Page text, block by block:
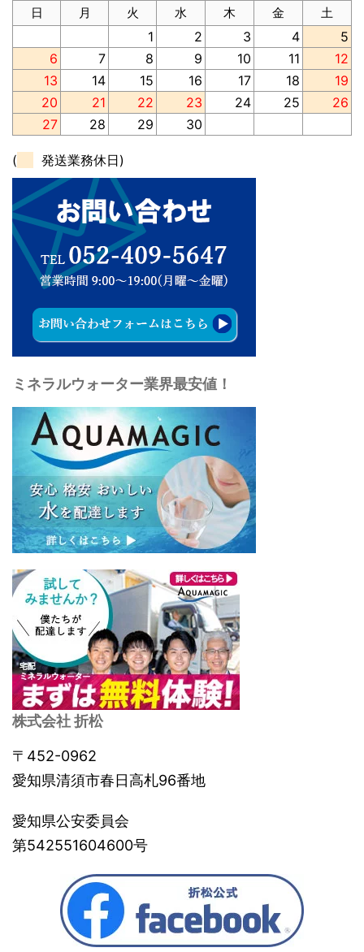
日 月 火 水 木 金 土
1 2 3 4
5
6
7 8 9 10 11
12
13
14 15 16 17 18
19
20
21 22 23 24 25
26
27
28 29 30
( 発送業務休日)
ミネラルウォーター業界最安値！
株式会社 折松
〒452-0962
愛知県清須市春日高札96番地
愛知県公安委員会
第542551604600号